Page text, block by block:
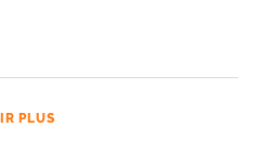
PLUS